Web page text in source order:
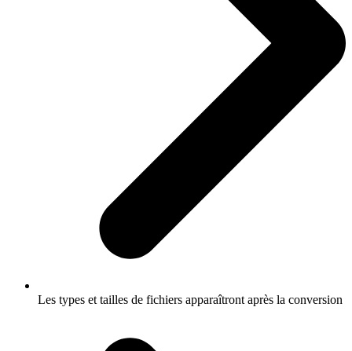
Les types et tailles de fichiers apparaîtront après la conversion